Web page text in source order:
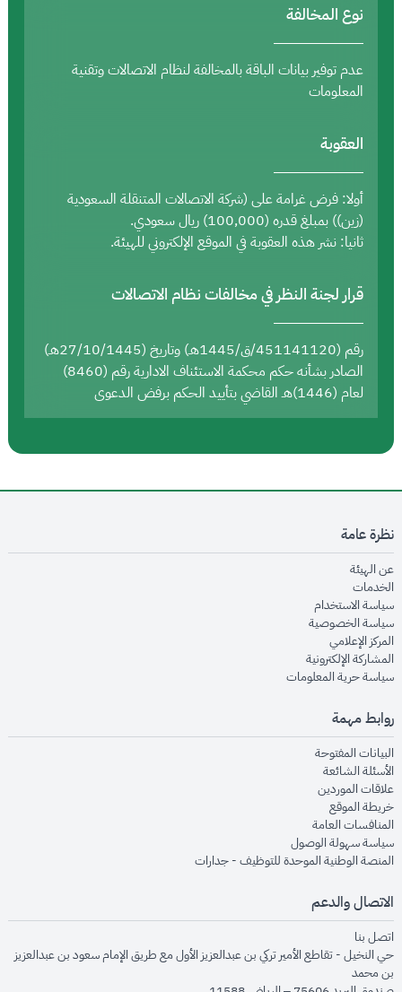
نوع المخالفة
عدم توفير بيانات الباقة بالمخالفة لنظام الاتصالات وتقنية
المعلومات
العقوبة
أولا: فرض غرامة على (شركة الاتصالات المتنقلة السعودية
(زين)) بمبلغ قدره (100,000) ريال سعودي.
ثانيا: نشر هذه العقوبة في الموقع الإلكتروني للهيئة.
قرار لجنة النظر في مخالفات نظام الاتصالات
رقم (451141120/ق/1445هـ) وتاريخ (27/10/1445هـ)
الصادر بشأنه حكم محكمة الاستئناف الادارية رقم (8460)
لعام (1446)هـ القاضي بتأييد الحكم برفض الدعوى
نظرة عامة
عن الهيئةopens in new window
الخدماتopens in new window
سياسة الاستخدام
سياسة الخصوصيةopens in new window
المركز الإعلاميopens in new window
المشاركة الإلكترونيةopens in new window
سياسة حرية المعلوماتopens in new window
روابط مهمة
البيانات المفتوحةopens in new window
الأسئلة الشائعةopens in new window
علاقات الموردينopens in new window
خريطة الموقعopens in new window
المنافسات العامةopens in new window
سياسة سهولة الوصولopens in new window
المنصة الوطنية الموحدة للتوظيف - جداراتopens in new window
الاتصال والدعم
اتصل بنا
حي النخيل - تقاطع الأمير تركي بن عبدالعزيز الأول مع طريق الإمام سعود بن عبدالعزيز
بن محمد